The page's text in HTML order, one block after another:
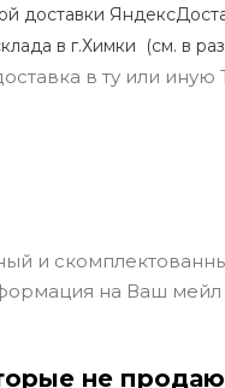
доставки
в г.Химки (см. в
в ту или
и
на Ваш
не